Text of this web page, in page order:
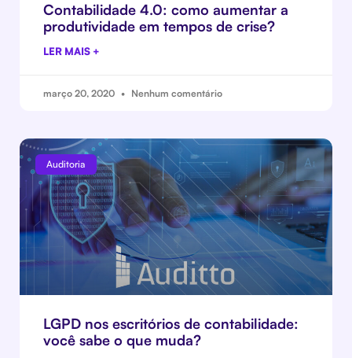
Contabilidade 4.0: como aumentar a
produtividade em tempos de crise?
LER MAIS +
março 20, 2020 Nenhum comentário
Auditoria
LGPD nos escritórios de contabilidade:
você sabe o que muda?